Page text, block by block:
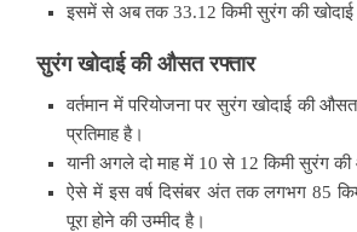
इसमें से अब तक 33.12 किमी सुरंग की खोदाई
सुरंग खोदाई की औसत रफ्तार
वर्तमान में परियोजना पर सुरंग खोदाई की
प्रतिमाह है।
यानी अगले दो माह में 10 से 12 किमी सुरंग की
ऐसे में इस वर्ष दिसंबर अंत तक लगभग 85
पूरा होने की उम्मीद है।